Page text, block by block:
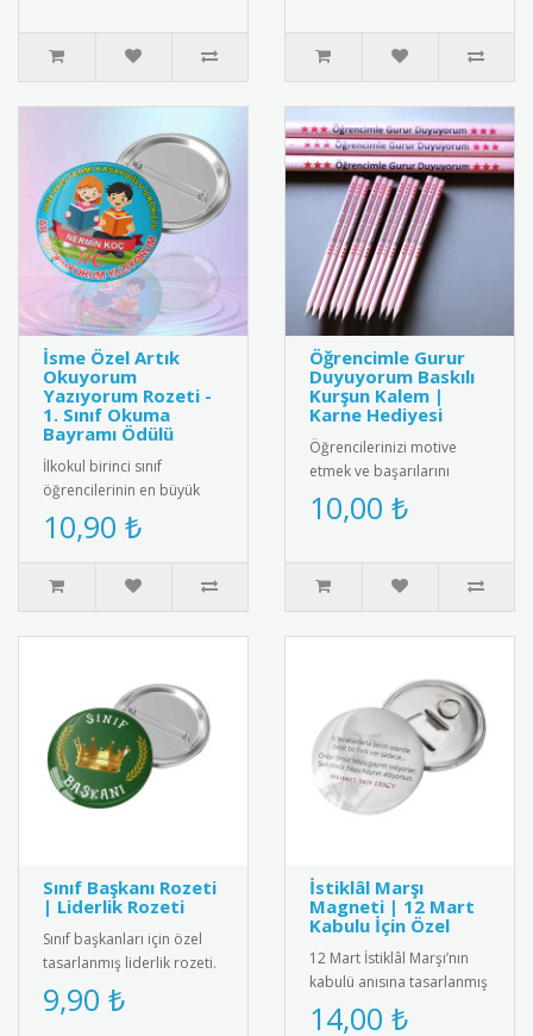
İsme Özel Artık
Okuyorum
Yazıyorum Rozeti -
1. Sınıf Okuma
Bayramı Ödülü
İlkokul birinci sınıf
öğrencilerinin en büyük
akademik dönüm noktası
olan okuma-yazmaya
geçiş süreci..
10,90 ₺
Öğrencimle Gurur
Duyuyorum Baskılı
Kurşun Kalem |
Karne Hediyesi
Öğrencilerinizi motive
etmek ve başarılarını
ödüllendirmek için harika
bir hediye! Üzerinde
10,00 ₺
Sınıf Başkanı Rozeti
| Liderlik Rozeti
Sınıf başkanları için özel
tasarlanmış liderlik rozeti.
Öğrencilerin sorumluluk
bilincini geliştiren..
9,90 ₺
İstiklâl Marşı
Magneti | 12 Mart
Kabulu İçin Özel
12 Mart İstiklâl Marşı’nın
kabulü anısına tasarlanmış
magnet. Canlı baskı
kalitesiyle fotoğraflı ya ..
14,00 ₺